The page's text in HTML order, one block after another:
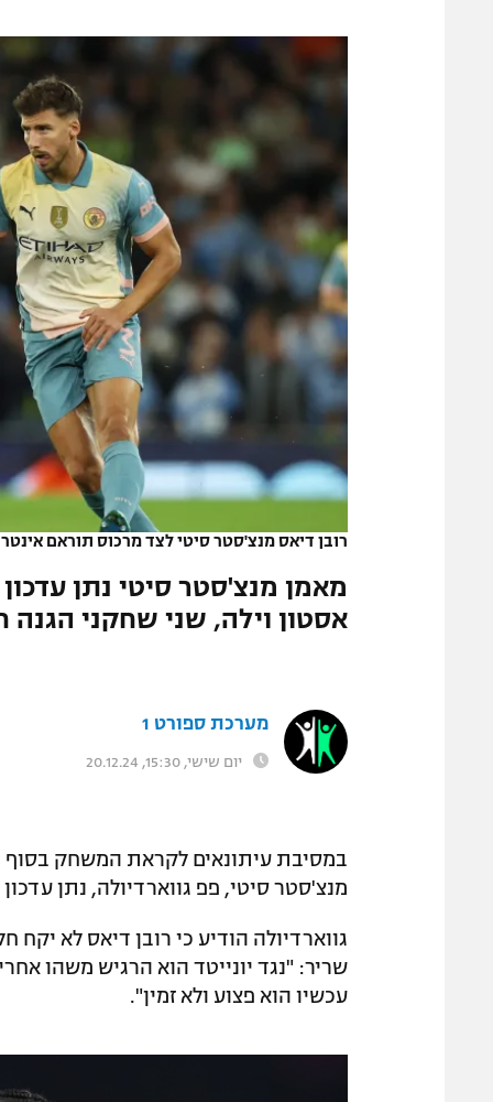
תקנון משתתפים וזוכים בפרסים
תקנון עבור פעילות אלקטרה
תקנון עבור פעילות ספורט 1 – "מרלן"
טניס
גיימינג E-Sports
תנאי שימוש
מדיניות פרטיות
תקנון פעילות ספורט 1
רשיון להקרנה פומבית לבית עסק
הצטרפות לחבילת הערוצים
לוח דרושים – ג'ובנט
תגיות
המגזין
מכבי
בני
רובן דיאס מנצ'סטר סיטי לצד מרכוס תוראם אינטר
מאמן מנצ'סטר סיטי נתן
אסטון וילה, שני שחקני הגנה
מערכת ספורט 1
יום שישי, 15:30, 20.12.24
מנצ'סטר סיטי, פפ גווארדיולה, נתן
עכשיו הוא פצוע ולא זמין".